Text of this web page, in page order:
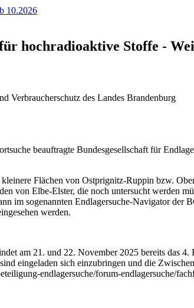
10.2026
hochradioaktive Stoffe -
Verbraucherschutz des Landes Brandenburg
beauftragte Bundesgesellschaft für
Flächen von Ostprignitz-Ruppin bzw.
von Elbe-Elster, die noch untersucht werden
im sogenannten Endlagersuche-Navigator der
werden.
am 21. und 22. November 2025 bereits das
eingeladen sich einzubringen und die
endlagersuche/forum-endlagersuche/